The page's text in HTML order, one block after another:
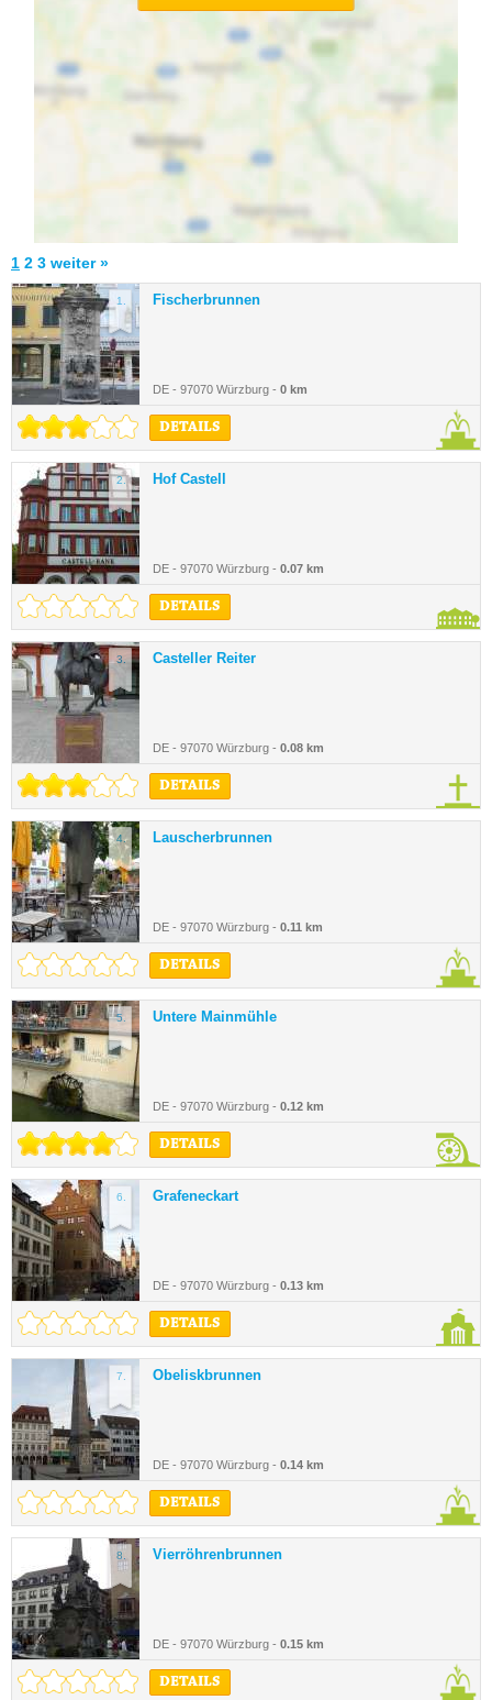
1 2 3 weiter »
1. Fischerbrunnen
DE - 97070 Würzburg - 0 km
DETAILS
2. Hof Castell
DE - 97070 Würzburg - 0.07 km
DETAILS
3. Casteller Reiter
DE - 97070 Würzburg - 0.08 km
DETAILS
4. Lauscherbrunnen
DE - 97070 Würzburg - 0.11 km
DETAILS
5. Untere Mainmühle
DE - 97070 Würzburg - 0.12 km
DETAILS
6. Grafeneckart
DE - 97070 Würzburg - 0.13 km
DETAILS
7. Obeliskbrunnen
DE - 97070 Würzburg - 0.14 km
DETAILS
8. Vierröhrenbrunnen
DE - 97070 Würzburg - 0.15 km
DETAILS